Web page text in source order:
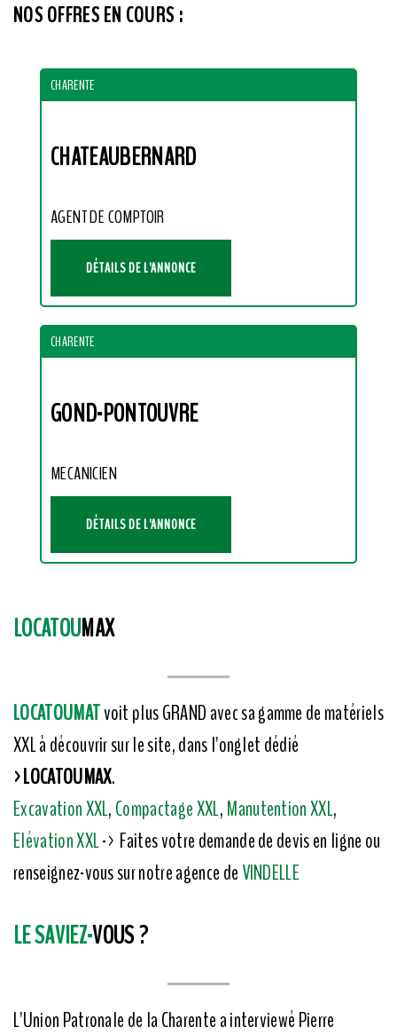
NOS OFFRES EN COURS :
CHARENTE
CHATEAUBERNARD
AGENT DE COMPTOIR
DÉTAILS DE L'ANNONCE
CHARENTE
GOND-PONTOUVRE
MECANICIEN
DÉTAILS DE L'ANNONCE
LOCATOUMAX
LOCATOUMATvoit plus GRAND avec sa gamme de matériels
XXL à découvrir sur le site, dans l'onglet dédié
>LOCATOUMAX.
Excavation XXL,Compactage XXL,Manutention XXL,
Elévation XXL-> Faites votre demande de devis en ligne ou
renseignez-vous sur notre agence deVINDELLE
LE SAVIEZ-VOUS ?
L'Union Patronale de la Charente a interviewé Pierre